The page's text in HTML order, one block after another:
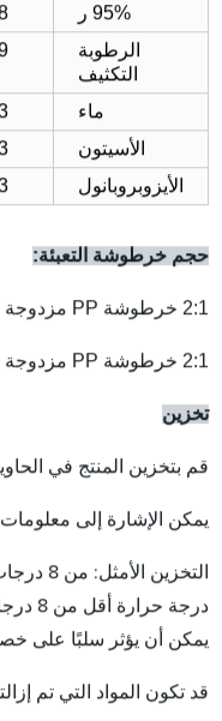
95% ر
الرطوبة
التكثيف
ماء
الأسيتون
الأيزوبروبانول
حجم خرطوشة التعبئة:
2:1 خرطوشة PP مزدوجة 50 مل؛
2:1 خرطوشة PP مزدوجة 400 مل.
تخزين
قم بتخزين المنتج في
يمكن الإشارة إلى
يمكن أن يؤثر سلبًا على
قد تكون المواد التي تم